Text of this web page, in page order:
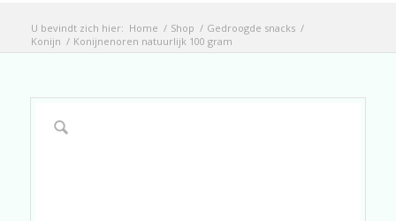
U bevindt zich hier: Home / Shop / Gedroogde snacks /
Konijn / Konijnenoren natuurlijk 100 gram